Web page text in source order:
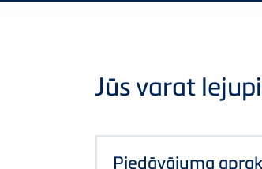
Jūs varat
Piedāvājuma